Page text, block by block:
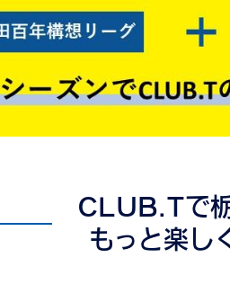
CLUB.Tで
もっと楽し